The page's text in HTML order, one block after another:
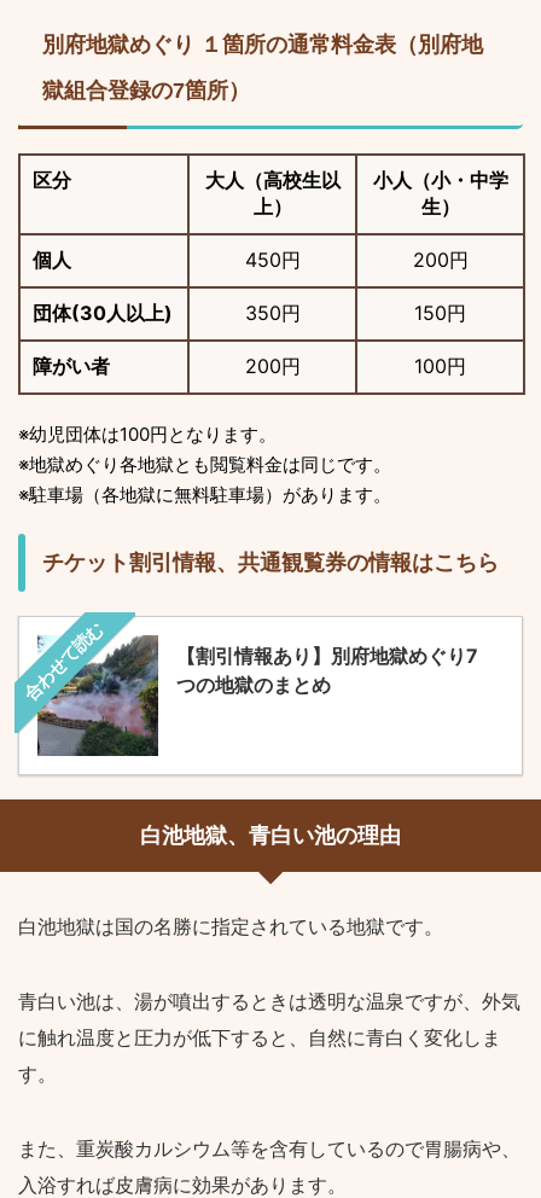
別府地獄めぐり １箇所の通常料金表（別府地
獄組合登録の7箇所）
区分
大人（高校生以
上）
小人（小・中学
生）
個人 450円 200円
団体(30人以上) 350円 150円
障がい者 200円 100円
※幼児団体は100円となります。
※地獄めぐり各地獄とも閲覧料金は同じです。
※駐車場（各地獄に無料駐車場）があります。
チケット割引情報、共通観覧券の情報はこちら
合わせて読む
【割引情報あり】別府地獄めぐり7
つの地獄のまとめ
白池地獄、青白い池の理由
白池地獄は国の名勝に指定されている地獄です。
青白い池は、湯が噴出するときは透明な温泉ですが、外気
に触れ温度と圧力が低下すると、自然に青白く変化しま
す。
また、重炭酸カルシウム等を含有しているので胃腸病や、
入浴すれば皮膚病に効果があります。